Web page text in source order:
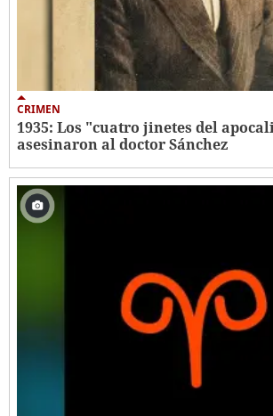
CRIMEN
1935: Los "cuatro jinetes del
asesinaron al doctor Sánchez